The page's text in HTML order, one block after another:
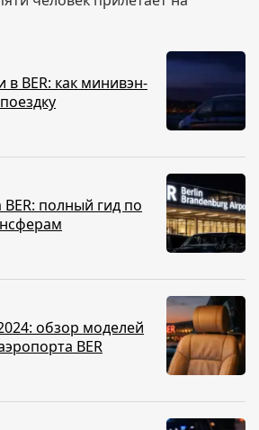
в BER: как минивэн-
полный гид по
обзор моделей
BER